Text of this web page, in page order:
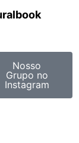
Nosso
Grupo no
Instagram